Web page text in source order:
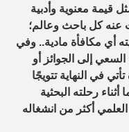
قيمة معنوية وأدبية
عنه كل باحث وعالم؛
أي مكافأة مادية.. وفي
إلى الجوائز أو
في النهاية تتويجًا
رحلته البحثية
العلمي أكثر من انشغاله